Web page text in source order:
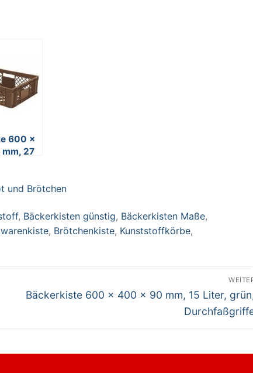
600 x
27
und Brötchen
, Bäckerkisten günstig, Bäckerkisten Maße,
, Brötchenkiste, Kunststoffkörbe,
Nächster
Bäckerkiste 600 x 400 x 90 mm, 15 Liter,